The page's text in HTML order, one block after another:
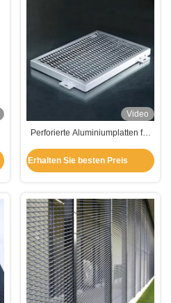
Video
Perforierte Aluminiumplatten für
Erhalten Sie besten Preis